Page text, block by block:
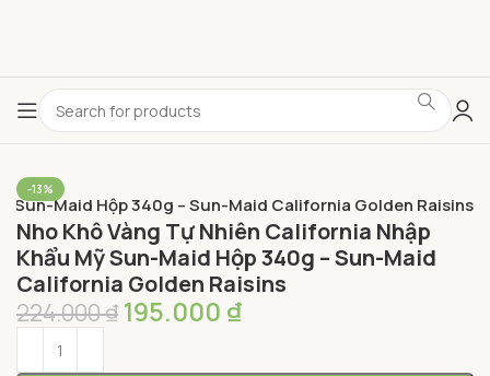
-13%
Sun-Maid Hộp 340g – Sun-Maid California Golden Raisins
Nho Khô Vàng Tự Nhiên California Nhập
Khẩu Mỹ Sun-Maid Hộp 340g – Sun-Maid
California Golden Raisins
224.000₫ 195.000 ₫